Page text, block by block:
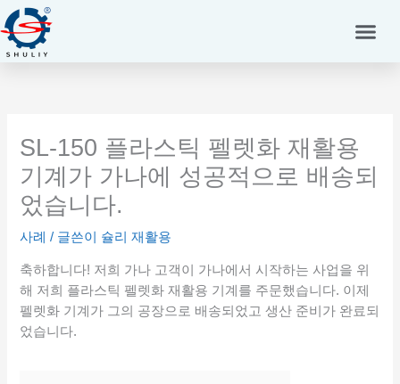
텐
츠
SL-150 플라스틱 펠렛화 재활용
기계가 가나에 성공적으로 배송되
었습니다.
사례 / 글쓴이 슐리 재활용
축하합니다! 저희 가나 고객이 가나에서 시작하는 사업을 위
해 저희 플라스틱 펠렛화 재활용 기계를 주문했습니다. 이제
펠렛화 기계가 그의 공장으로 배송되었고 생산 준비가 완료되
었습니다.